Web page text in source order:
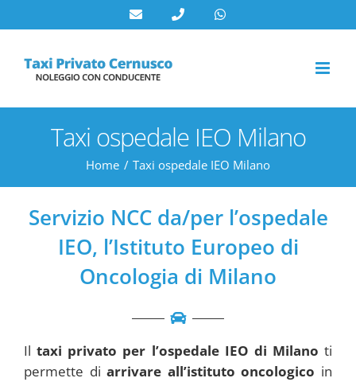
al
Taxi ospedale IEO Milano
Home Taxi ospedale IEO Milano
Servizio NCC da/per l’ospedale
IEO, l’Istituto Europeo di
Oncologia di Milano
Iltaxi privato per l’ospedale IEO di Milano ti
permette diarrivare all’istituto oncologico in